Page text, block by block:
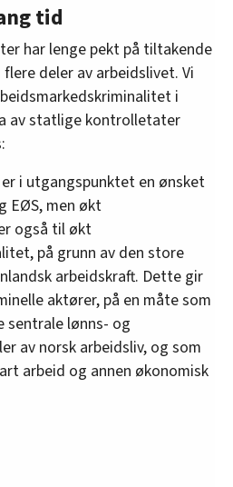
tid
har lenge pekt på tiltakende
deler av arbeidslivet. Vi
i
av statlige kontrolletater
i utgangspunktet en ønsket
EØS, men økt
også til økt
på grunn av den store
arbeidskraft. Dette gir
aktører, på en måte som
sentrale lønns- og
av norsk arbeidsliv, og som
arbeid og annen økonomisk